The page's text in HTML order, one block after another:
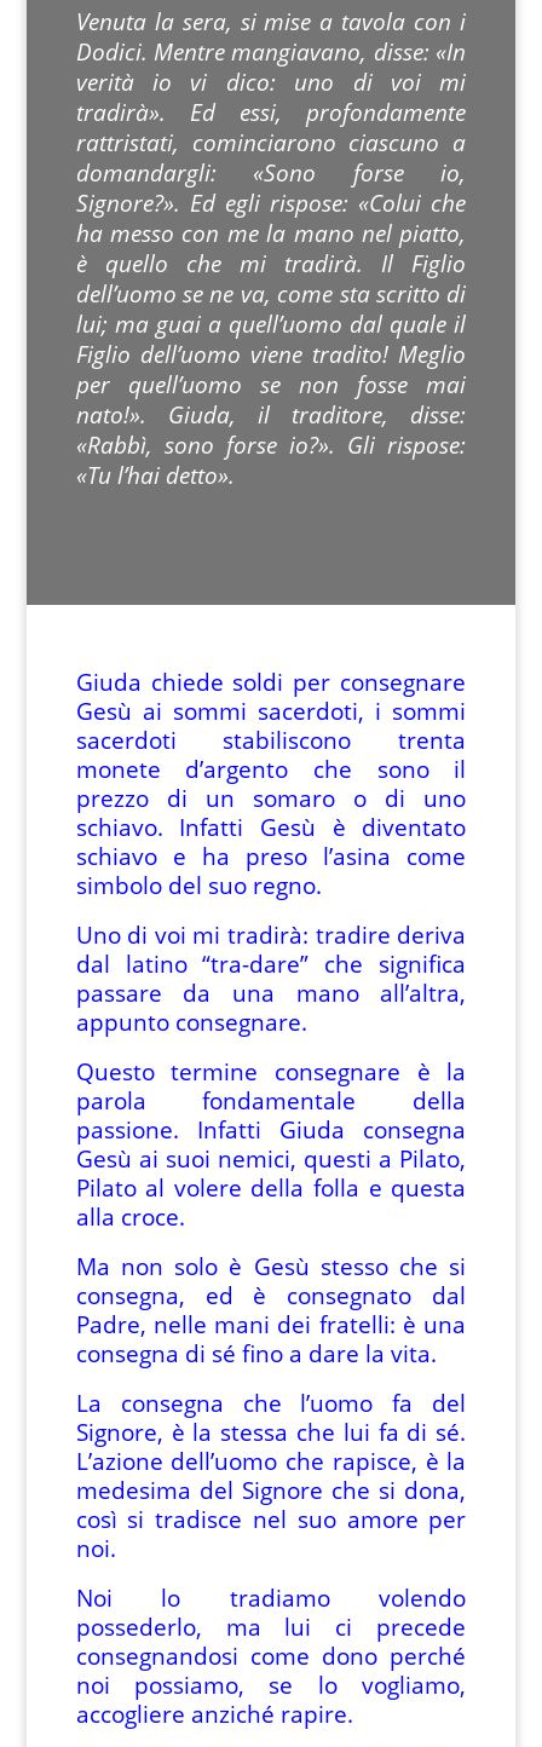
Venuta la sera, si mise a tavola con i
Dodici. Mentre mangiavano, disse: «In
verità io vi dico: uno di voi mi
tradirà». Ed essi, profondamente
rattristati, cominciarono ciascuno a
domandargli: «Sono forse io,
Signore?». Ed egli rispose: «Colui che
ha messo con me la mano nel piatto,
è quello che mi tradirà. Il Figlio
dell’uomo se ne va, come sta scritto di
lui; ma guai a quell’uomo dal quale il
Figlio dell’uomo viene tradito! Meglio
per quell’uomo se non fosse mai
nato!». Giuda, il traditore, disse:
«Rabbì, sono forse io?». Gli rispose:
«Tu l’hai detto».
Giuda chiede soldi per consegnare
Gesù ai sommi sacerdoti, i sommi
sacerdoti stabiliscono trenta
monete d’argento che sono il
prezzo di un somaro o di uno
schiavo. Infatti Gesù è diventato
schiavo e ha preso l’asina come
simbolo del suo regno.
Uno di voi mi tradirà: tradire deriva
dal latino “tra-dare” che significa
passare da una mano all’altra,
appunto consegnare.
Questo termine consegnare è la
parola fondamentale della
passione. Infatti Giuda consegna
Gesù ai suoi nemici, questi a Pilato,
Pilato al volere della folla e questa
alla croce.
Ma non solo è Gesù stesso che si
consegna, ed è consegnato dal
Padre, nelle mani dei fratelli: è una
consegna di sé fino a dare la vita.
La consegna che l’uomo fa del
Signore, è la stessa che lui fa di sé.
L’azione dell’uomo che rapisce, è la
medesima del Signore che si dona,
così si tradisce nel suo amore per
noi.
Noi lo tradiamo volendo
possederlo, ma lui ci precede
consegnandosi come dono perché
noi possiamo, se lo vogliamo,
accogliere anziché rapire.